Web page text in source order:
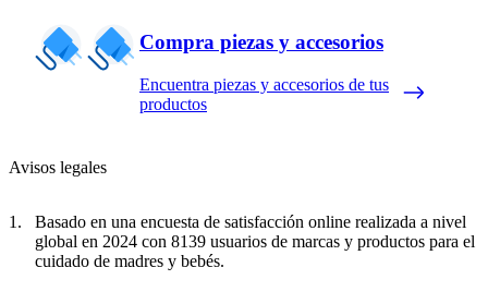
Compra piezas y accesorios
Encuentra piezas y accesorios de tus
productos
Avisos legales
Basado en una encuesta de satisfacción online realizada a nivel
global en 2024 con 8139 usuarios de marcas y productos para el
cuidado de madres y bebés.